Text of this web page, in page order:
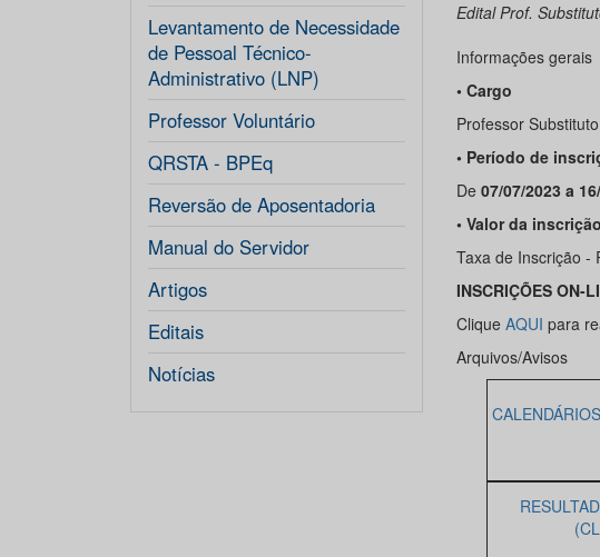
Levantamento de Necessidade
de Pessoal Técnico-
Administrativo (LNP)
Professor Voluntário
QRSTA - BPEq
Reversão de Aposentadoria
Manual do Servidor
Artigos
Editais
Notícias
Edital Prof.
Informações gerais
• Cargo
Professor Substituto
• Período de
De 07/07/2023 a
• Valor da inscrição
Taxa de Inscrição -
INSCRIÇÕES ON-
Clique AQUI para
Arquivos/Avisos